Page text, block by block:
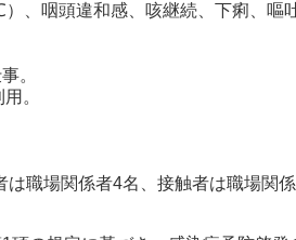
違和感、咳継続、下痢、嘔吐
。
。
場関係者4名、接触者は職場関係